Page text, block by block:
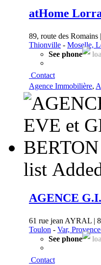
atHome
89, route des Romains
Thionville - Moselle,
See phone
Contact
Agence Immobilière,
list
AGENCE
61 rue jean AYRAL |
Toulon - Var,
See phone
Contact